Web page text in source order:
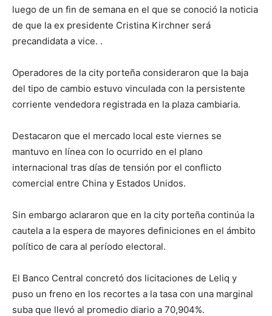
luego de un fin de semana en el que se conoció la noticia
de que la ex presidente Cristina Kirchner será
precandidata a vice. .
Operadores de la city porteña consideraron que la baja
del tipo de cambio estuvo vinculada con la persistente
corriente vendedora registrada en la plaza cambiaria.
Destacaron que el mercado local este viernes se
mantuvo en línea con lo ocurrido en el plano
internacional tras días de tensión por el conflicto
comercial entre China y Estados Unidos.
Sin embargo aclararon que en la city porteña continúa la
cautela a la espera de mayores definiciones en el ámbito
político de cara al período electoral.
El Banco Central concretó dos licitaciones de Leliq y
puso un freno en los recortes a la tasa con una marginal
suba que llevó al promedio diario a 70,904%.